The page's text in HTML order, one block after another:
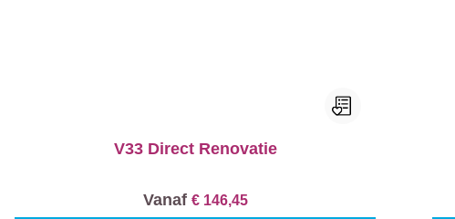
V33 Direct Renovatie
Vanaf € 146,45